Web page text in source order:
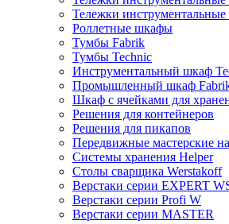
Тележки инструментальные
Роллетные шкафы
Тумбы Fabrik
Тумбы Technic
Инструментальный шкаф
Промышленный шкаф
Шкаф с ячейками для
Решения для контейнеров
Решения для пикапов
Передвижные мастерские
Системы хранения Helper
Столы сварщика Werstakoff
Верстаки серии EXPERT
Верстаки серии Profi W
Верстаки серии MASTER